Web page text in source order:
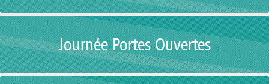
Journée Portes Ouvertes